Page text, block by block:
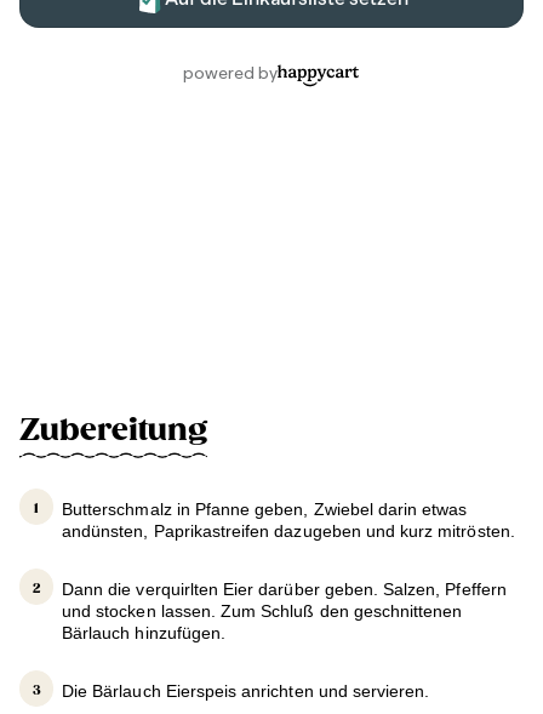
Zubereitung
Butterschmalz in Pfanne geben, Zwiebel darin etwas
andünsten, Paprikastreifen dazugeben und kurz mitrösten.
Dann die verquirlten Eier darüber geben. Salzen, Pfeffern
und stocken lassen. Zum Schluß den geschnittenen
Bärlauch hinzufügen.
Die Bärlauch Eierspeis anrichten und servieren.